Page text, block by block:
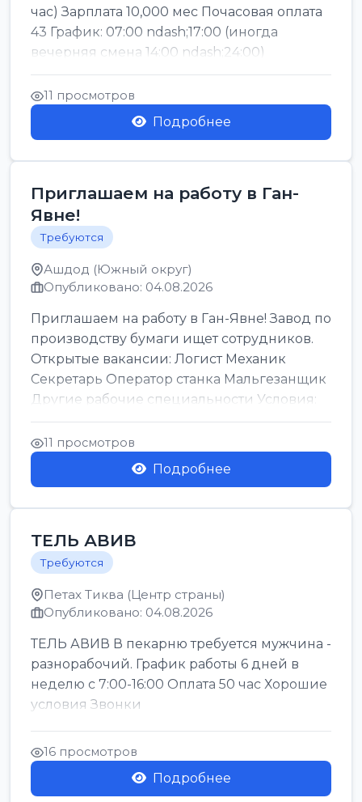
час) Зарплата 10,000 мес Почасовая оплата
43 График: 07:00 ndash;17:00 (иногда
вечерняя смена 14:00 ndash;24:00)
Обязател...
11 просмотров
Подробнее
Приглашаем на работу в Ган-
Явне!
Требуются
Ашдод (Южный округ)
Опубликовано: 04.08.2026
Приглашаем на работу в Ган-Явне! Завод по
производству бумаги ищет сотрудников.
Открытые вакансии: Логист Механик
Секретарь Оператор станка Мальгезанщик
Другие рабочие специальности Условия:
Организов...
11 просмотров
Подробнее
ТЕЛЬ АВИВ
Требуются
Петах Тиква (Центр страны)
Опубликовано: 04.08.2026
ТЕЛЬ АВИВ В пекарню требуется мужчина -
разнорабочий. График работы 6 дней в
неделю с 7:00-16:00 Оплата 50 час Хорошие
условия Звонки
16 просмотров
Подробнее